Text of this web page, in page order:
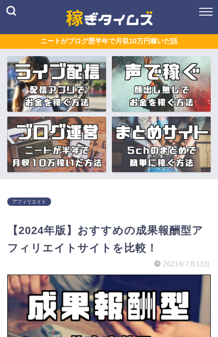
ニートがブログ歴半年で月収10万円稼いだ話
アフィリエイト
【2024年版】おすすめの成果報酬型ア
フィリエイトサイトを比較！
2021年7月13日